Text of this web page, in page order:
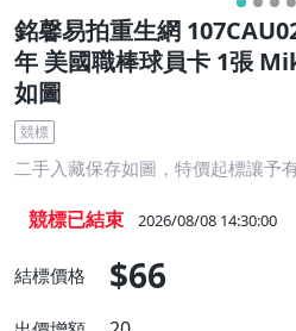
銘馨易拍重生網
年 美國職棒球員卡 1張
如圖
競標
二手入藏保存如圖，特價起標讓予
競標已結束 2026/08/08 14:30:00
結標價格 $66